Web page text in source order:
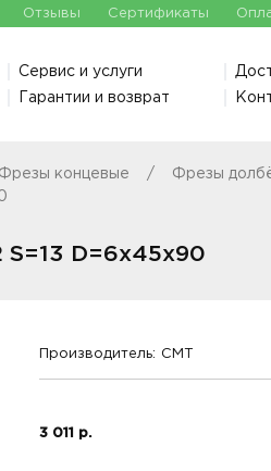
Отзывы Сертификаты
Сервис и услуги
Гарантии и возврат
Фрезы концевые Фрезы
D=6x45x90
Производитель: CMT
3 011 р.